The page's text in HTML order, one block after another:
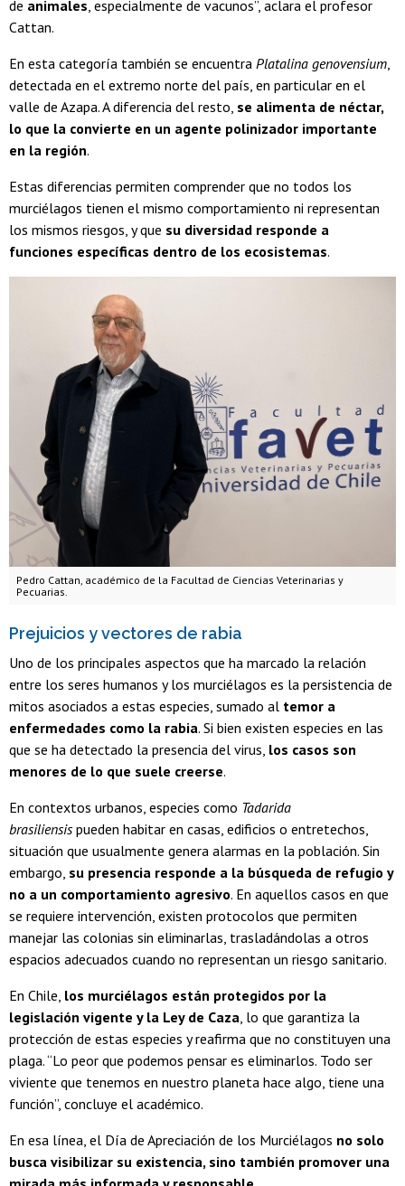
de animales , especialmente de vacunos”, aclara el profesor
Cattan.
En esta categoría también se encuentra Platalina genovensium
detectada en el extremo norte del país, en particular en el
valle de Azapa. A diferencia del resto, se alimenta de néctar,
lo que la convierte en un agente polinizador importante
en la región.
Estas diferencias permiten comprender que no todos los
murciélagos tienen el mismo comportamiento ni representan
los mismos riesgos, y que su diversidad responde a
funciones específicas dentro de los ecosistemas.
Pedro Cattan, académico de la Facultad de Ciencias Veterinarias y
Pecuarias.
Prejuicios y vectores de rabia
Uno de los principales aspectos que ha marcado la relación
entre los seres humanos y los murciélagos es la persistencia de
mitos asociados a estas especies, sumado al temor a
enfermedades como la rabia. Si bien existen especies en las
que se ha detectado la presencia del virus, los casos son
menores de lo que suele creerse.
En contextos urbanos, especies como Tadarida
brasiliensispueden habitar en casas, edificios o entretechos,
situación que usualmente genera alarmas en la población. Sin
embargo, su presencia responde a la búsqueda de refugio y
no a un comportamiento agresivo. En aquellos casos en que
se requiere intervención, existen protocolos que permiten
manejar las colonias sin eliminarlas, trasladándolas a otros
espacios adecuados cuando no representan un riesgo sanitario.
En Chile, los murciélagos están protegidos por la
legislación vigente y la Ley de Caza , lo que garantiza la
protección de estas especies y reafirma que no constituyen una
plaga. “Lo peor que podemos pensar es eliminarlos. Todo ser
viviente que tenemos en nuestro planeta hace algo, tiene una
función”, concluye el académico.
En esa línea, el Día de Apreciación de los Murciélagos no solo
busca visibilizar su existencia, sino también promover una